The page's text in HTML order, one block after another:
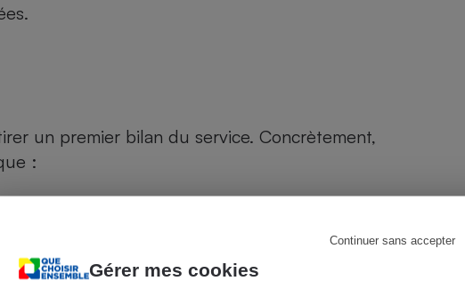
Gérer mes cookies
Continuer sans accepter
un premier bilan du service. Concrètement,
:
dénivelés !)